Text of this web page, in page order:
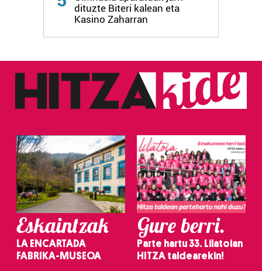
fitxategiak erabiltzen ditu. Zure esperientzia eta
zerbitzuak hobetzeko asmoz, cookie teknologiaz
baliatzen gara. Ohar hau onartuz gero, teknologia hori
dituzte Biteri kalean eta
Kasino Zaharran
Eskaintzak
LA ENCARTADA
FABRIKA-MUSEOA
Gure berri.
Parte hartu 33. Lilatoian
HITZA taldearekin!